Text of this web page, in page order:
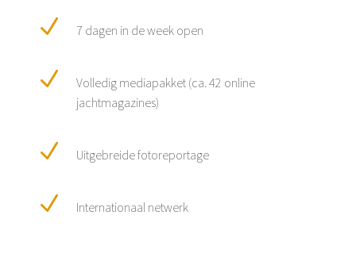
N 7 dagen in de week open
N
Volledig mediapakket (ca. 42 online
jachtmagazines)
N Uitgebreide fotoreportage
N Internationaal netwerk